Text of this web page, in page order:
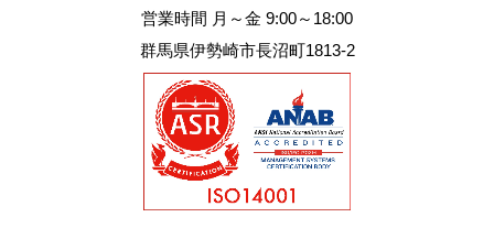
営業時間 月～金 9:00～18:00
群馬県伊勢崎市長沼町1813-2